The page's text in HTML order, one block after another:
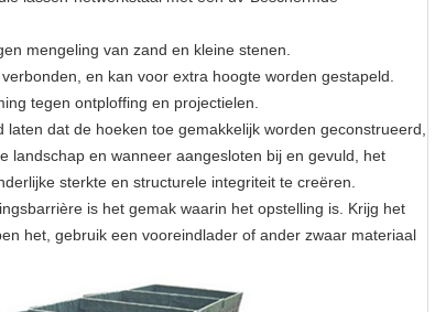
mengeling van zand en kleine stenen.
en kan voor extra hoogte worden gestapeld.
tegen ontploffing en projectielen.
dat de hoeken toe gemakkelijk worden geconstrueerd,
landschap en wanneer aangesloten bij en gevuld, het
sterkte en structurele integriteit te creëren.
is het gemak waarin het opstelling is. Krijg het
het, gebruik een vooreindlader of ander zwaar materiaal